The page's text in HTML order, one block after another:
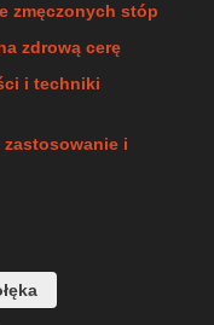
zmęczonych stóp
zdrową cerę
i techniki
zastosowanie i